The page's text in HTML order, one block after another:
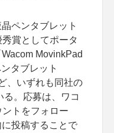
ペンタブレット
賞としてポータ
MovinkPad
タブレット
、いずれも同社の
。応募は、ワコ
トをフォロー
投稿することで